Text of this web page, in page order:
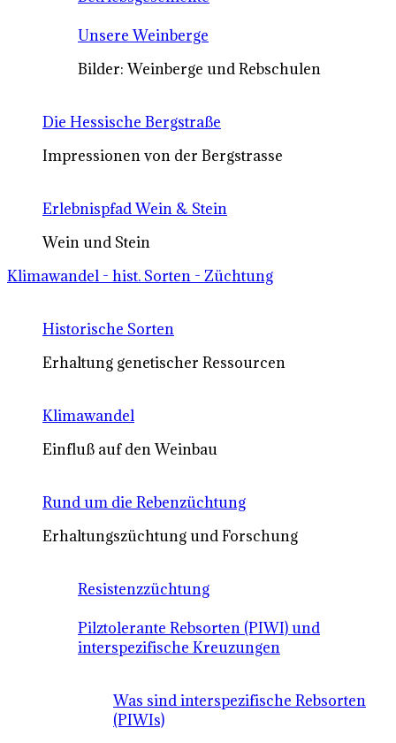
Unsere Weinberge
Bilder: Weinberge und Rebschulen
Die Hessische Bergstraße
Impressionen von der Bergstrasse
Erlebnispfad Wein & Stein
Wein und Stein
Klimawandel - hist. Sorten - Züchtung
Historische Sorten
Erhaltung genetischer Ressourcen
Klimawandel
Einfluß auf den Weinbau
Rund um die Rebenzüchtung
Erhaltungszüchtung und Forschung
Resistenzzüchtung
Pilztolerante Rebsorten (PIWI) und
interspezifische Kreuzungen
Was sind interspezifische Rebsorten
(PIWIs)